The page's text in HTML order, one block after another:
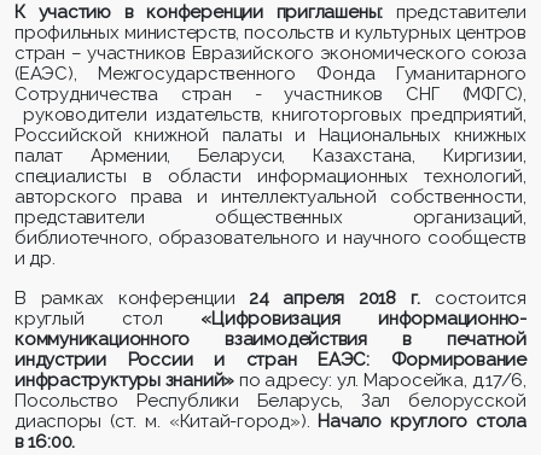
К участию в конференции приглашены: представители
профильных министерств, посольств и культурных центров
стран – участников Евразийского экономического союза
(ЕАЭС),
Межгосударственного Фонда Гуманитарного
Сотрудничества стран - участников СНГ (МФГС),
руководители издательств, книготорговых предприятий,
Российской книжной палаты и Национальных книжных
палат Армении, Беларуси, Казахстана, Киргизии,
специалисты в области информационных технологий,
авторского права и интеллектуальной собственности,
представители общественных организаций,
библиотечного, образовательного и научного сообществ
и др.
В рамках конференции 24 апреля 2018 г. состоится
круглый стол «Цифровизация информационно-
коммуникационного взаимодействия в печатной
индустрии России и стран ЕАЭС: Формирование
инфраструктуры знаний» по адресу: ул. Маросейка, д.17/6,
Посольство Республики Беларусь, Зал белорусской
диаспоры (ст. м. «Китай-город»). Начало круглого стола
в 16:00.